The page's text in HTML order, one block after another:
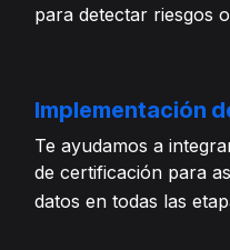
para detectar riesgos
Implementación
Te ayudamos a
de certificación para
datos en todas las